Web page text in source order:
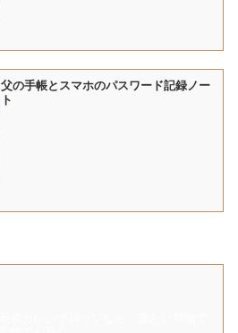
父の手帳とスマホのパスワード記録ノー
ト